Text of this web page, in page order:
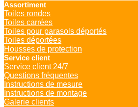
Assortiment
Toiles rondes
Toiles carrées
Toiles pour parasols déportés
Toiles déportées
Housses de protection
Service client
Service client 24/7
Questions fréquentes
Instructions de mesure
Instructions de montage
Galerie clients